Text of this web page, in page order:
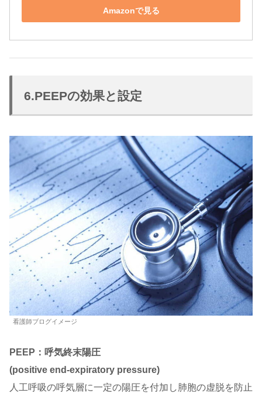
Amazonで見る
6.PEEPの効果と設定
看護師ブログイメージ
PEEP：呼気終末陽圧
(positive end-expiratory pressure)
人工呼吸の呼気層に一定の陽圧を付加し肺胞の虚脱を防止